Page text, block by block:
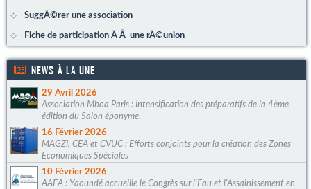
SuggÃ©rer une association
Fiche de participation Ã Â une rÃ©union
NEWS À LA UNE
29 Avril 2026
Association Mboa Paris : Intensification des préparatifs de la 4ème
édition du Salon éponyme.
16 Février 2026
MAGZI, CEA et CVUC : Efforts conjoints pour la création des Zones
Economiques Spéciales
10 Février 2026
AAEA : Yaoundé accueille le Congrès sur l'Eau et l'Assainissement en